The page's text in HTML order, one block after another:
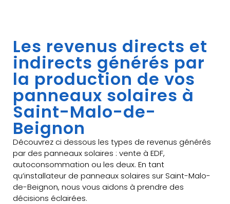
Les revenus directs et
indirects générés par
la production de vos
panneaux solaires à
Saint-Malo-de-
Beignon
Découvrez ci dessous les types de revenus générés
par des panneaux solaires : vente à EDF,
autoconsommation ou les deux. En tant
qu’installateur de panneaux solaires sur Saint-Malo-
de-Beignon, nous vous aidons à prendre des
décisions éclairées.